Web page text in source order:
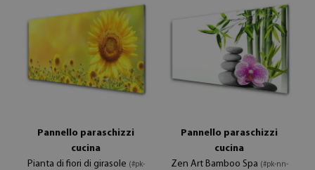
Pannello paraschizzi
cucina
Pianta di fiori di girasole (#pk-
Pannello paraschizzi
cucina
Zen Art Bamboo Spa (#pk-nn-